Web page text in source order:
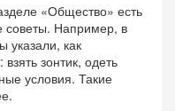
«Общество» есть
советы. Например, в
указали, как
зонтик, одеть
условия. Такие